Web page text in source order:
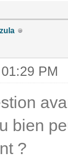
PM
bien
?